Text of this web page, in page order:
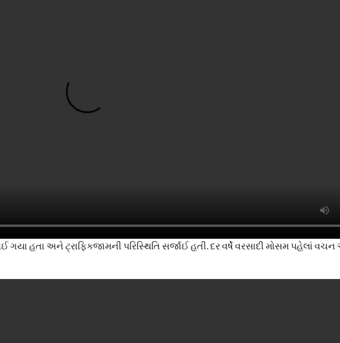
હતા અને ટ્રાફિકજામની પરિસ્થિતિ સર્જાઈ હતી. દર વર્ષે વરસાદી મોસમ પહેલાં